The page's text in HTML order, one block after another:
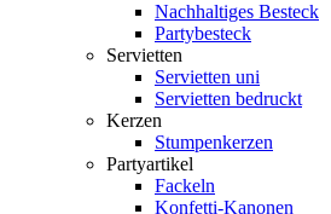
Nachhaltiges Besteck
Partybesteck
Servietten
Servietten uni
Servietten bedruckt
Kerzen
Stumpenkerzen
Partyartikel
Fackeln
Konfetti-Kanonen